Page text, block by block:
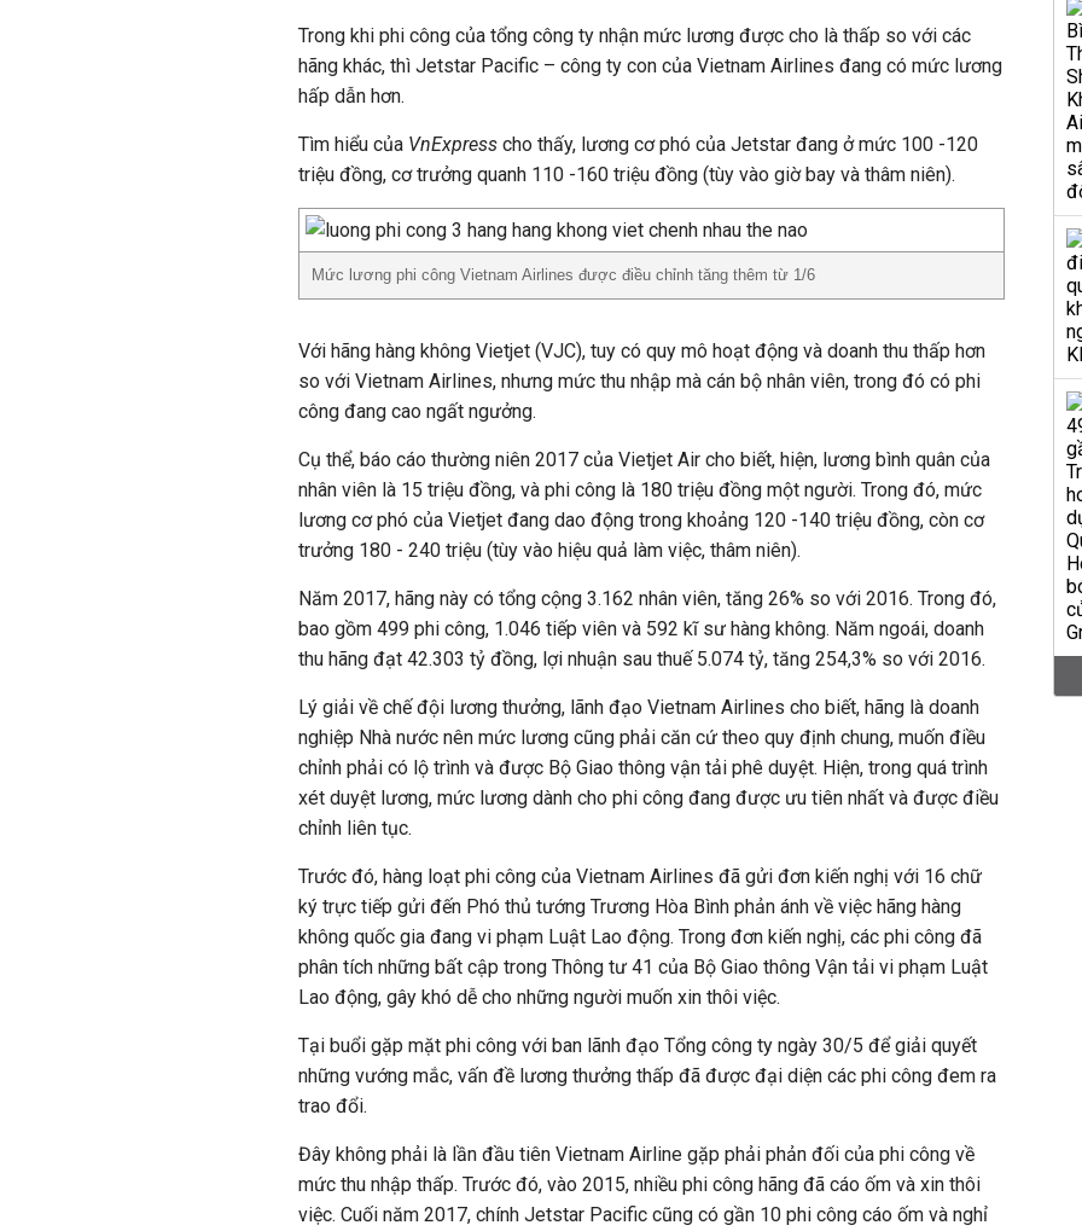
Trong khi phi công của tổng công ty nhận mức lương được cho là thấp so với các
hãng khác, thì Jetstar Pacific – công ty con của Vietnam Airlines đang có mức lương
hấp dẫn hơn.
Tìm hiểu của VnExpress cho thấy, lương cơ phó của Jetstar đang ở mức 100 -120
triệu đồng, cơ trưởng quanh 110 -160 triệu đồng (tùy vào giờ bay và thâm niên).
Mức lương phi công Vietnam Airlines được điều chỉnh tăng thêm từ 1/6
Với hãng hàng không Vietjet (VJC), tuy có quy mô hoạt động và doanh thu thấp hơn
so với Vietnam Airlines, nhưng mức thu nhập mà cán bộ nhân viên, trong đó có phi
công đang cao ngất ngưởng.
Cụ thể, báo cáo thường niên 2017 của Vietjet Air cho biết, hiện, lương bình quân của
nhân viên là 15 triệu đồng, và phi công là 180 triệu đồng một người. Trong đó, mức
lương cơ phó của Vietjet đang dao động trong khoảng 120 -140 triệu đồng, còn cơ
trưởng 180 - 240 triệu (tùy vào hiệu quả làm việc, thâm niên).
Năm 2017, hãng này có tổng cộng 3.162 nhân viên, tăng 26% so với 2016. Trong đó,
bao gồm 499 phi công, 1.046 tiếp viên và 592 kĩ sư hàng không. Năm ngoái, doanh
thu hãng đạt 42.303 tỷ đồng, lợi nhuận sau thuế 5.074 tỷ, tăng 254,3% so với 2016.
Lý giải về chế đội lương thưởng, lãnh đạo Vietnam Airlines cho biết, hãng là doanh
nghiệp Nhà nước nên mức lương cũng phải căn cứ theo quy định chung, muốn điều
chỉnh phải có lộ trình và được Bộ Giao thông vận tải phê duyệt. Hiện, trong quá trình
xét duyệt lương, mức lương dành cho phi công đang được ưu tiên nhất và được điều
chỉnh liên tục.
Trước đó, hàng loạt phi công của Vietnam Airlines đã gửi đơn kiến nghị với 16 chữ
ký trực tiếp gửi đến Phó thủ tướng Trương Hòa Bình phản ánh về việc hãng hàng
không quốc gia đang vi phạm Luật Lao động. Trong đơn kiến nghị, các phi công đã
phân tích những bất cập trong Thông tư 41 của Bộ Giao thông Vận tải vi phạm Luật
Lao động, gây khó dễ cho những người muốn xin thôi việc.
Tại buổi gặp mặt phi công với ban lãnh đạo Tổng công ty ngày 30/5 để giải quyết
những vướng mắc, vấn đề lương thưởng thấp đã được đại diện các phi công đem ra
trao đổi.
Đây không phải là lần đầu tiên Vietnam Airline gặp phải phản đối của phi công về
mức thu nhập thấp. Trước đó, vào 2015, nhiều phi công hãng đã cáo ốm và xin thôi
việc. Cuối năm 2017, chính Jetstar Pacific cũng có gần 10 phi công cáo ốm và nghỉ